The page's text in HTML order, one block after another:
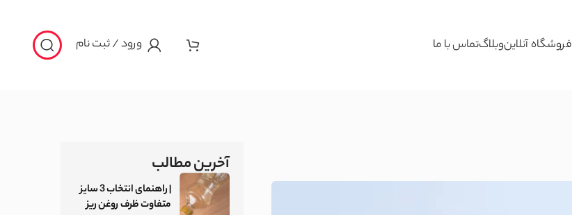
فروشگاه آنلاینوبلاگتماس با ما ورود / ثبت نام
آخرین مطالب
| راهنمای انتخاب 3 سایز
متفاوت ظرف روغن ریز